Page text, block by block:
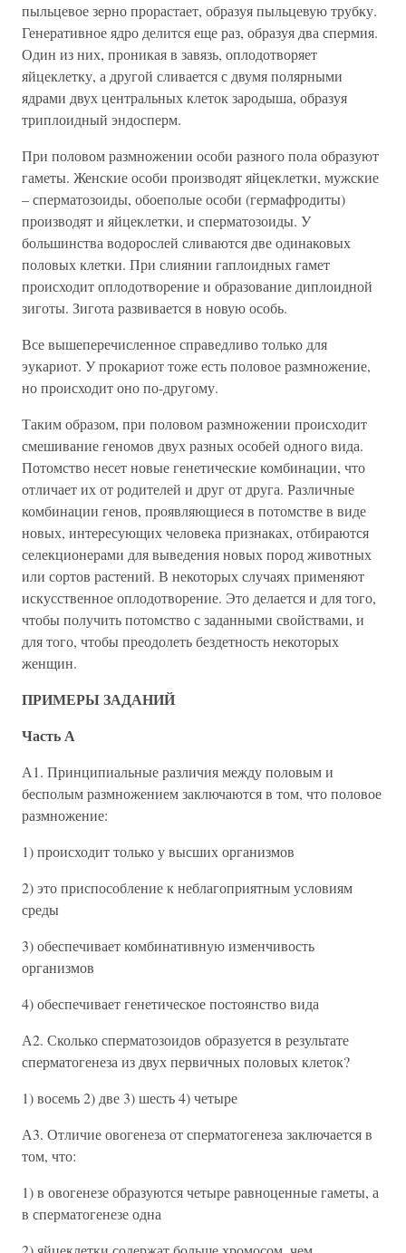
пыльцевое зерно прорастает, образуя пыльцевую трубку.
Генеративное ядро делится еще раз, образуя два спермия.
Один из них, проникая в завязь, оплодотворяет
яйцеклетку, а другой сливается с двумя полярными
ядрами двух центральных клеток зародыша, образуя
триплоидный эндосперм.
При половом размножении особи разного пола образуют
гаметы. Женские особи производят яйцеклетки, мужские
– сперматозоиды, обоеполые особи (гермафродиты)
производят и яйцеклетки, и сперматозоиды. У
большинства водорослей сливаются две одинаковых
половых клетки. При слиянии гаплоидных гамет
происходит оплодотворение и образование диплоидной
зиготы. Зигота развивается в новую особь.
Все вышеперечисленное справедливо только для
эукариот. У прокариот тоже есть половое размножение,
но происходит оно по-другому.
Таким образом, при половом размножении происходит
смешивание геномов двух разных особей одного вида.
Потомство несет новые генетические комбинации, что
отличает их от родителей и друг от друга. Различные
комбинации генов, проявляющиеся в потомстве в виде
новых, интересующих человека признаках, отбираются
селекционерами для выведения новых пород животных
или сортов растений. В некоторых случаях применяют
искусственное оплодотворение. Это делается и для того,
чтобы получить потомство с заданными свойствами, и
для того, чтобы преодолеть бездетность некоторых
женщин.
ПРИМЕРЫ ЗАДАНИЙ
Часть А
А1. Принципиальные различия между половым и
бесполым размножением заключаются в том, что половое
размножение:
1) происходит только у высших организмов
2) это приспособление к неблагоприятным условиям
среды
3) обеспечивает комбинативную изменчивость
организмов
4) обеспечивает генетическое постоянство вида
А2. Сколько сперматозоидов образуется в результате
сперматогенеза из двух первичных половых клеток?
1) восемь 2) две 3) шесть 4) четыре
А3. Отличие овогенеза от сперматогенеза заключается в
том, что:
1) в овогенезе образуются четыре равноценные гаметы, а
в сперматогенезе одна